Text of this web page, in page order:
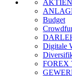
Budget
Digitale
FOREX